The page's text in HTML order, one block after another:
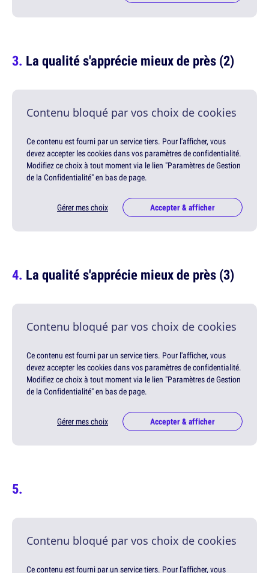
La qualité s'apprécie mieux de près (2)
Contenu bloqué par vos choix de cookies
Ce contenu est fourni par un service tiers. Pour l'afficher, vous
devez accepter les cookies dans vos paramètres de confidentialité.
Modifiez ce choix à tout moment via le lien "Paramètres de Gestion
de la Confidentialité" en bas de page.
Gérer mes choix Accepter & afficher
La qualité s'apprécie mieux de près (3)
Contenu bloqué par vos choix de cookies
Ce contenu est fourni par un service tiers. Pour l'afficher, vous
devez accepter les cookies dans vos paramètres de confidentialité.
Modifiez ce choix à tout moment via le lien "Paramètres de Gestion
de la Confidentialité" en bas de page.
Gérer mes choix Accepter & afficher
Contenu bloqué par vos choix de cookies
Ce contenu est fourni par un service tiers. Pour l'afficher, vous